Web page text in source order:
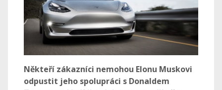
Někteří zákazníci nemohou Elonu Muskovi
odpustit jeho spolupráci s Donaldem